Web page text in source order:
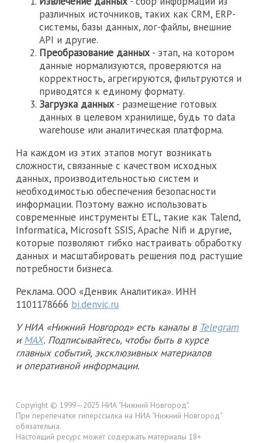
различных источников, таких как CRM, ERP-
системы, базы данных, лог-файлы, внешние
API и другие.
Преобразование данных - этап, на котором
данные нормализуются, проверяются на
корректность, агрегируются, фильтруются и
приводятся к единому формату.
Загрузка данных - размещение готовых
данных в целевом хранилище, будь то data
warehouse или аналитическая платформа.
На каждом из этих этапов могут возникать
сложности, связанные с качеством исходных
данных, производительностью систем и
необходимостью обеспечения безопасности
информации. Поэтому важно использовать
современные инструменты ETL, такие как Talend,
Informatica, Microsoft SSIS, Apache Nifi и другие,
которые позволяют гибко настраивать обработку
данных и масштабировать решения под растущие
потребности бизнеса.
Реклама. ООО «Денвик Аналитика». ИНН
1101178666 bi.denvic.ru
У НИА «Нижний Новгород» есть каналы в Telegram
и MAX. Подписывайтесь, чтобы быть в курсе
главных событий, эксклюзивных материалов
и оперативной информации.
Copyright © 1999—2025 НИА "Нижний Новгород".
При перепечатке гиперссылка на НИА "Нижний Новгород"
обязательна.
Настоящий ресурс может содержать материалы 18+